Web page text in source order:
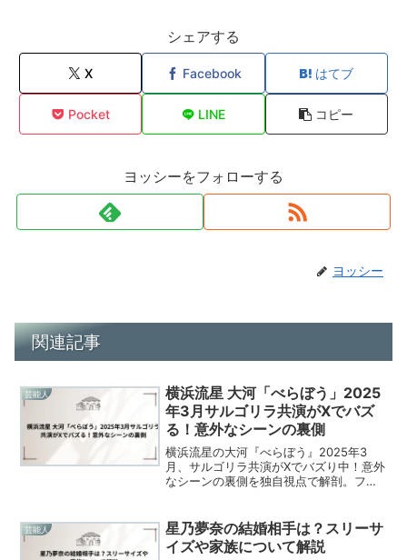
シェアする
X Facebook はてブ
Pocket LINE コピー
ヨッシーをフォローする
ヨッシー
関連記事
芸能人
横浜流星 大河「べらぼう」2025
年3月サルゴリラ共演がXでバズ
る！意外なシーンの裏側
横浜流星の大河『べらぼう』2025年3
月、サルゴリラ共演がXでバズり中！意外
なシーンの裏側を独自視点で解剖。ファ
芸能人
星乃夢奈の結婚相手は？スリーサ
イズや家族について解説